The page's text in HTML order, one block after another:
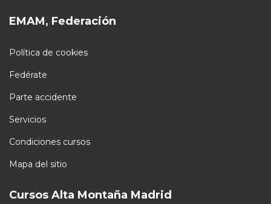
EMAM, Federación
Política de cookies
Fedérate
Parte accidente
Servicios
Condiciones cursos
Mapa del sitio
Cursos Alta Montaña Madrid